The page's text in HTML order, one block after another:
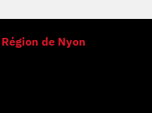
Région de Nyon